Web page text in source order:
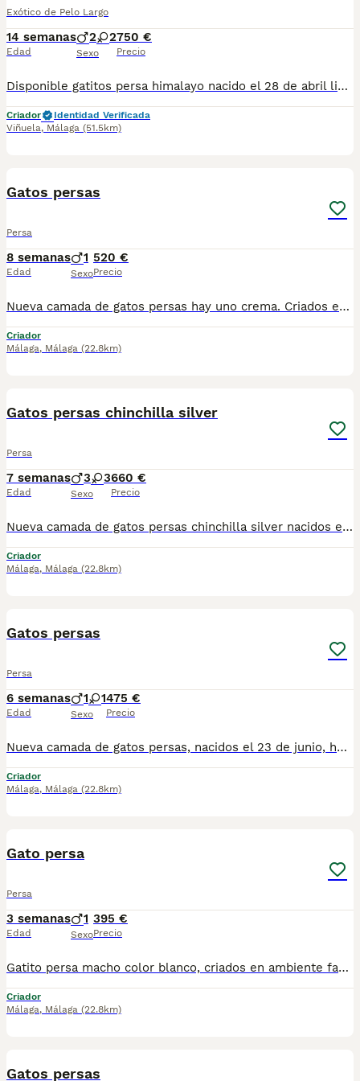
Exótico de Pelo Largo
14 semanas
Edad
2 2
Sexo
750 €
Precio
Disponible gatitos persa himalayo nacido el 28 de abril listo para entregar comiendo pienso de cachorros muy bien muy sanito muy papilado se entregan vacunados desparasitado con tu cartilla veterinaria al día para más información al teléfono 679 80 50 21 demando fotos y vídeo por whatsapp
Criador
Identidad Verificada
Viñuela, Málaga (51.5km)
Gatos persas
Persa
8 semanas
Edad
1
Sexo
520 €
Precio
Nueva camada de gatos persas hay uno crema. Criados en ambiente familiar, se pueden envíar. Padres testados de FiV Y Felv Se entregarían con 9/10 semanas y con la primera vacuna, desparasitados y con cartilla veterinaria. Para mas información por wasap al 610704512, se recojen en Lérida, cerca de Cervera
Criador
Málaga, Málaga (22.8km)
Gatos persas chinchilla silver
Persa
7 semanas
Edad
3 3
Sexo
660 €
Precio
Nueva camada de gatos persas chinchilla silver nacidos el 16 de junio, se entregan vacunados desparacitado y con cartilla, dos machos y una hembra. Se recojen en torrejón de ardoz (Madrid), los machos 660, y la hembra 750
Criador
Málaga, Málaga (22.8km)
Gatos persas
Persa
6 semanas
Edad
1 1
Sexo
475 €
Precio
Nueva camada de gatos persas, nacidos el 23 de junio, hembra ojos azules, macho. Se entregan vacunados desparacitado y con cartilla veterinaria. Para mas información por wasap al 610704512. Se recojen en jaen.
Criador
Málaga, Málaga (22.8km)
Gato persa
Persa
3 semanas
Edad
1
Sexo
395 €
Precio
Gatito persa macho color blanco, criados en ambiente familiar. Nacido el 14 de julio. Se recojen en fuente de piedra, un pueblo de malaga para mas información por wasap al 610704512
Criador
Málaga, Málaga (22.8km)
Gatos persas